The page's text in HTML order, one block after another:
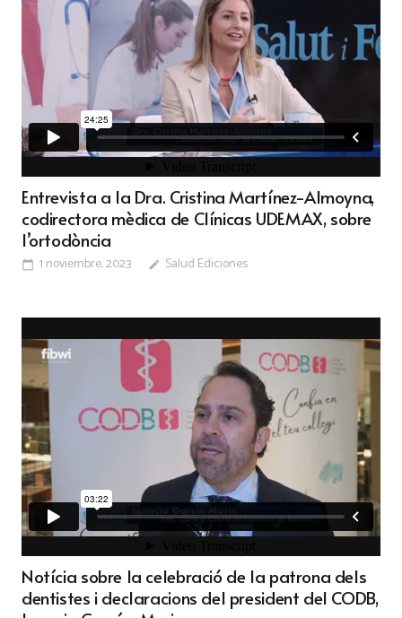
Entrevista a la Dra. Cristina Martínez-Almoyna,
codirectora mèdica de Clínicas UDEMAX, sobre
l’ortodòncia
calendar_today 1 noviembre, 2023 edit Salud Ediciones
Notícia sobre la celebració de la patrona dels
dentistes i declaracions del president del CODB,